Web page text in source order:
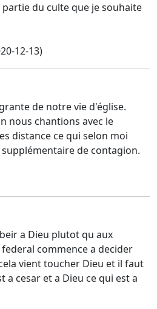
du culte que je souhaite
12-13)
de notre vie d'église.
nous chantions avec le
distance ce qui selon moi
de contagion.
a Dieu plutot qu aux
commence a decider
vient toucher Dieu et il faut
a cesar et a Dieu ce qui est a